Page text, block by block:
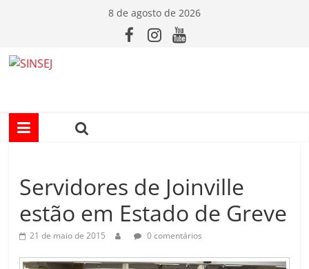
conteúdo
8 de agosto de 2026
I
S
E
Servidores de Joinville
estão em Estado de Greve
21 de maio de 2015 0 comentários